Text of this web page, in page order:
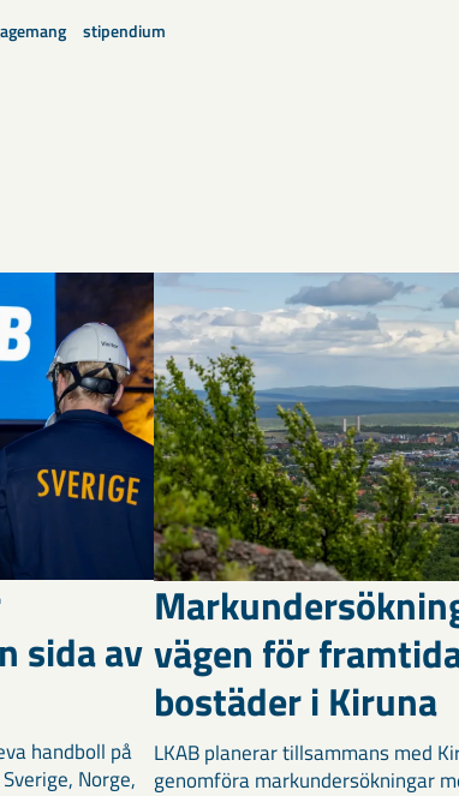
stipendium
sida av
handboll på
Norge,
vägen för
bostäder i Kiruna
LKAB planerar tillsammans med
genomföra markundersökningar